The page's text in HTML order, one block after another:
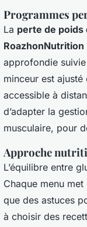
Programmes
La perte de poids
RoazhonNutrition
approfondie suivie
minceur est
accessible à
d’adapter la
musculaire, pour
Approche
L’équilibre entre
Chaque menu
que des astuces
à choisir des